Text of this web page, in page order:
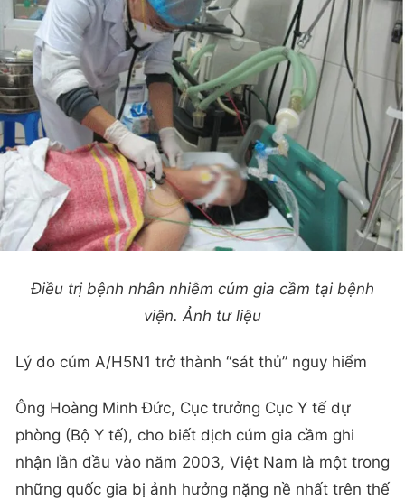
Điều trị bệnh nhân nhiễm cúm gia cầm tại bệnh
viện. Ảnh tư liệu
Lý do cúm A/H5N1 trở thành “sát thủ” nguy hiểm
Ông Hoàng Minh Đức, Cục trưởng Cục Y tế dự
phòng (Bộ Y tế), cho biết dịch cúm gia cầm ghi
nhận lần đầu vào năm 2003, Việt Nam là một trong
những quốc gia bị ảnh hưởng nặng nề nhất trên thế